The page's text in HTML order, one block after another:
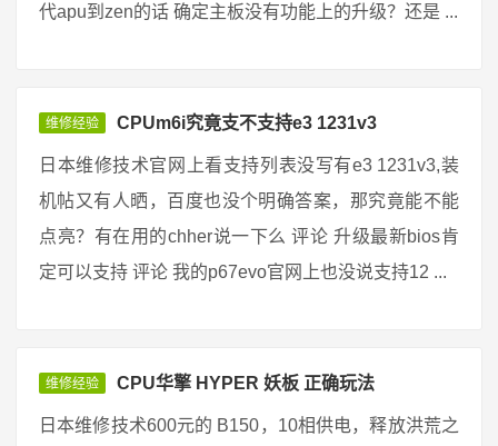
代apu到zen的话 确定主板没有功能上的升级？还是 ...
维修经验 CPUm6i究竟支不支持e3 1231v3
日本维修技术官网上看支持列表没写有e3 1231v3,装
机帖又有人晒，百度也没个明确答案，那究竟能不能
点亮？有在用的chher说一下么 评论 升级最新bios肯
定可以支持 评论 我的p67evo官网上也没说支持12 ...
维修经验 CPU华擎 HYPER 妖板 正确玩法
日本维修技术600元的 B150，10相供电，释放洪荒之